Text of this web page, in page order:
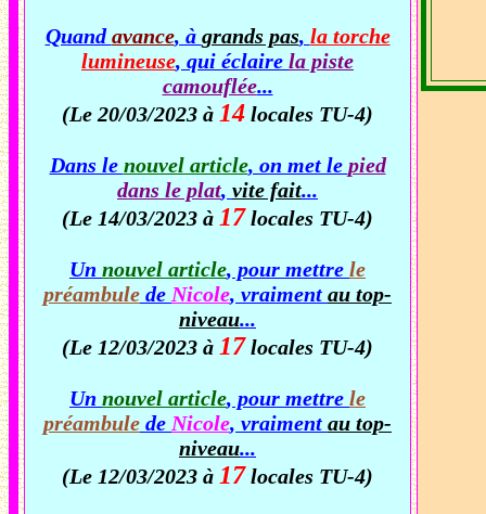
Quandavance, à grands pas, la torche
lumineuse, qui éclaire la piste
camouflée...
(Le 20/03/2023 à 14 locales TU-4)
Dans le nouvel article, on met le pied
dans le plat, vite fait...
(Le 14/03/2023 à 17locales TU-4)
Un nouvel article, pour mettre le
préambule de Nicole, vraiment au top-
niveau...
(Le 12/03/2023 à 17locales TU-4)
Un nouvel article, pour mettre le
préambule de Nicole, vraiment au top-
niveau...
(Le 12/03/2023 à 17locales TU-4)